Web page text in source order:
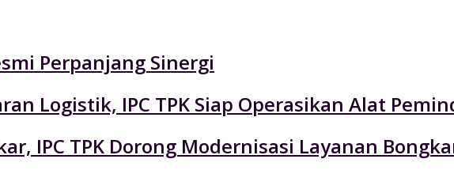
Perpanjang Sinergi
Logistik, IPC TPK Siap Operasikan Alat
IPC TPK Dorong Modernisasi Layanan